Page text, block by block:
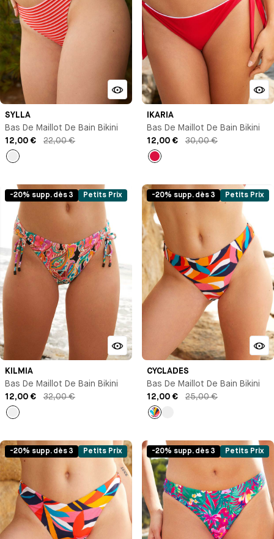
SYLLA
Bas De Maillot De Bain Bikini
12,00 €
22,00 €
Rayé
IKARIA
Bas De Maillot De Bain Bikini
12,00 €
30,00 €
Rouge
-20% supp. dès 3 Petits Prix
KILMIA
Bas De Maillot De Bain Bikini
12,00 €
32,00 €
-20% supp. dès 3 Petits Prix
CYCLADES
Bas De Maillot De Bain Bikini
12,00 €
25,00 €
-20% supp. dès 3 Petits Prix -20% supp. dès 3 Petits Prix